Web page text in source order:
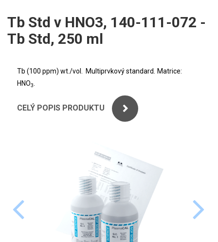
PERKINELMER
SHIMADZU
ANALYTIK JENA
STANDARDY
PERKINELMER
Příprava vzorků
MS/SPM
Tb Std v HNO3, 140-111-072 -
Tb Std, 250 ml
Tb (100 ppm) wt./vol. Multiprvkový standard. Matrice:
HNO3.
CELÝ POPIS PRODUKTU